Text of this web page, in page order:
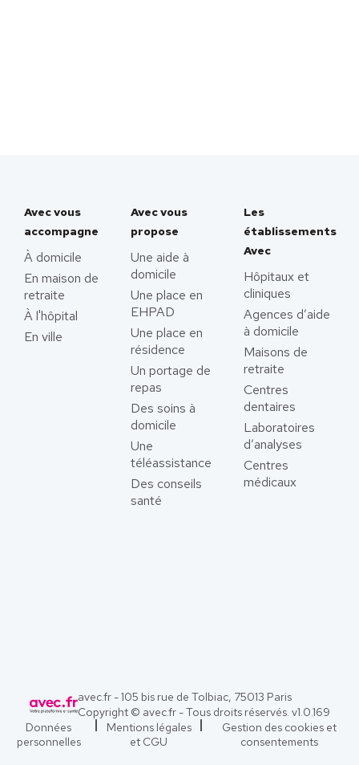
Avec vous
accompagne
À domicile
En maison de
retraite
À l'hôpital
En ville
Avec vous
propose
Une aide à
domicile
Une place en
EHPAD
Une place en
résidence
Un portage de
repas
Des soins à
domicile
Une
téléassistance
Des conseils
santé
Les
établissements
Avec
Hôpitaux et
cliniques
Agences d’aide
à domicile
Maisons de
retraite
Centres
dentaires
Laboratoires
d’analyses
Centres
médicaux
avec.fr - 105 bis rue de Tolbiac, 75013 Paris
Copyright © avec.fr - Tous droits réservés. v1.0.169
Données
personnelles
Mentions légales
et CGU
Gestion des cookies et
consentements